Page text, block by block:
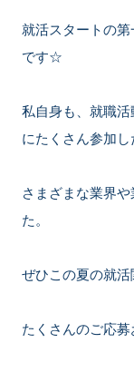
就活スタートの
です☆
私自身も、就職
にたくさん参加
さまざまな業界
た。
ぜひこの夏の就
たくさんのご応